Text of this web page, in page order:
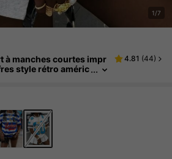
1/7
à manches courtes impr
style rétro améric
4.81 (44)